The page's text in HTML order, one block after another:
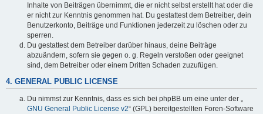
Inhalte von Beiträgen übernimmt, die er nicht selbst erstellt hat oder die
er nicht zur Kenntnis genommen hat. Du gestattest dem Betreiber, dein
Benutzerkonto, Beiträge und Funktionen jederzeit zu löschen oder zu
sperren.
Du gestattest dem Betreiber darüber hinaus, deine Beiträge
abzuändern, sofern sie gegen o. g. Regeln verstoßen oder geeignet
sind, dem Betreiber oder einem Dritten Schaden zuzufügen.
4. GENERAL PUBLIC LICENSE
Du nimmst zur Kenntnis, dass es sich bei phpBB um eine unter der „
GNU General Public License v2“ (GPL) bereitgestellten Foren-Software